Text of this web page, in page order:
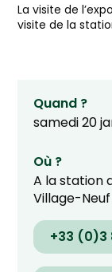
La visite de
visite de la
Quand ?
samedi 20
Où ?
A la station
Village-Neuf
+33 (0)3